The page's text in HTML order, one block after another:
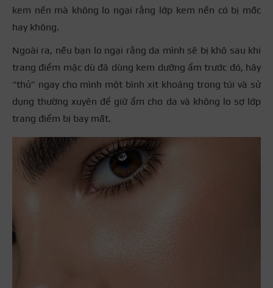
kem nền mà không lo ngại rằng lớp kem nền có bị mốc
hay không.
Ngoài ra, nếu bạn lo ngại rằng da mình sẽ bị khô sau khi
trang điểm mặc dù đã dùng kem dưỡng ẩm trước đó, hãy
“thủ” ngay cho mình một bình xịt khoáng trong túi và sử
dụng thường xuyên để giữ ẩm cho da và không lo sợ lớp
trang điểm bị bay mất.